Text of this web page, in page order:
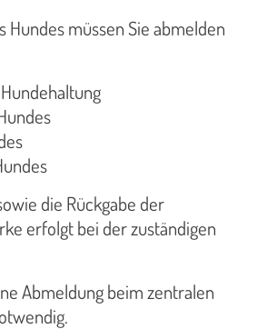
Hundes müssen Sie abmelden
die Rückgabe der
erfolgt bei der zuständigen
Abmeldung beim zentralen